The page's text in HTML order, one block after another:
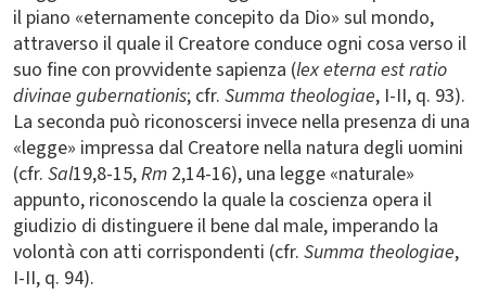
il piano «eternamente concepito da Dio» sul mondo,
attraverso il quale il Creatore conduce ogni cosa verso il
suo fine con provvidente sapienza (lex eterna est ratio
divinae gubernationis; cfr. Summa theologiae, I-II, q. 93).
La seconda può riconoscersi invece nella presenza di una
«legge» impressa dal Creatore nella natura degli uomini
(cfr. Sal19,8-15,Rm 2,14-16), una legge «naturale»
appunto, riconoscendo la quale la coscienza opera il
giudizio di distinguere il bene dal male, imperando la
volontà con atti corrispondenti (cfr. Summa theologiae,
I-II, q. 94).